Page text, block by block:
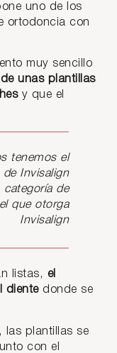
uno de los
ortodoncia con
muy sencillo
unas plantillas
y que el
tenemos el
Invisalign
categoría de
que otorga
Invisalign
listas, el
diente donde se
las plantillas se
con el